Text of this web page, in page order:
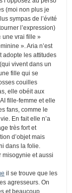
(moi non plus je
sympas de l’évité
l’expression)
une vrai fille »
». Aria n’est
adopte les attitudes
vivent dans un
fille qui se
couilles
elle obéit aux
fille-femme et elle
fans, comme le
En fait elle n’a
très fort et
d’objet mais
dans la folie.
misogynie et aussi
il se trouve que les
agresseurs. On
et beaucoup